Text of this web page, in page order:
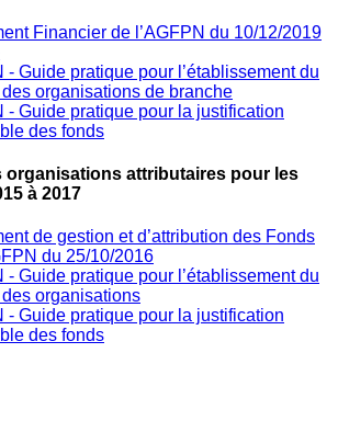
Financier de l’AGFPN du 10/12/2019
‐ Guide pratique pour l’établissement du
organisations de branche
‐ Guide pratique pour la justification
des fonds
organisations attributaires pour les
à 2017
de gestion et d’attribution des Fonds
du 25/10/2016
‐ Guide pratique pour l’établissement du
organisations
‐ Guide pratique pour la justification
des fonds